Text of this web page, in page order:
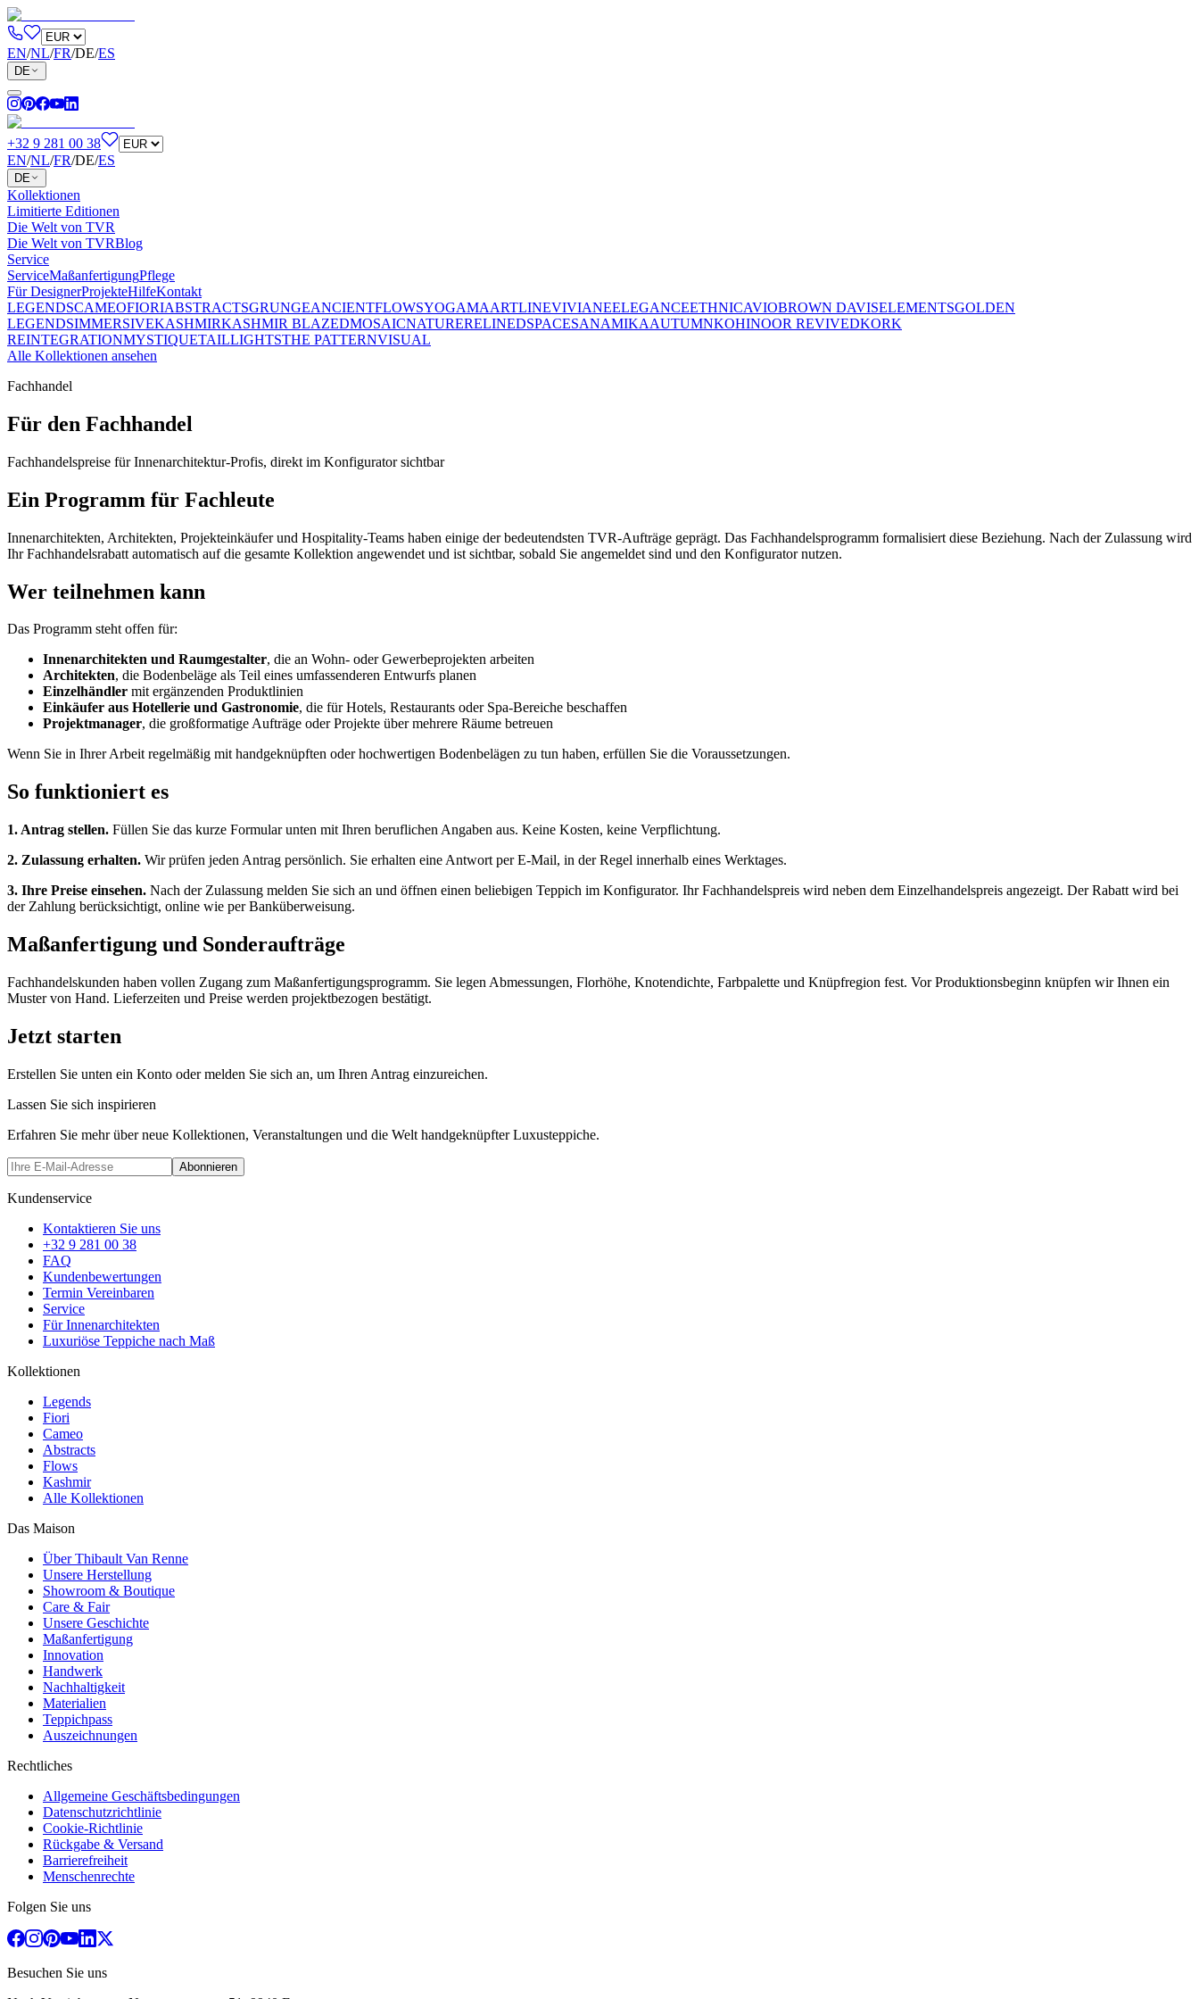
EN/NL/FR/DE/ES
DE
+32 9 281 00 38
EN/NL/FR/DE/ES
DE
Kollektionen
Limitierte Editionen
Die Welt von TVR
Die Welt von TVRBlog
Service
ServiceMaßanfertigungPflege
Für DesignerProjekteHilfeKontakt
LEGENDSCAMEOFIORIABSTRACTSGRUNGEANCIENTFLOWSYOGAMAARTLINEVIVIANEELEGANCEETHNICAVIOBROWN DAVISELEMENTSGOLDEN
LEGENDSIMMERSIVEKASHMIRKASHMIR BLAZEDMOSAICNATURERELINEDSPACESANAMIKAAUTUMNKOHINOOR REVIVEDKORK
REINTEGRATIONMYSTIQUETAILLIGHTSTHE PATTERNVISUAL
Alle Kollektionen ansehen
Fachhandel
Für den Fachhandel
Fachhandelspreise für Innenarchitektur-Profis, direkt im Konfigurator sichtbar
Ein Programm für Fachleute
Innenarchitekten, Architekten, Projekteinkäufer und Hospitality-Teams haben einige der bedeutendsten TVR-Aufträge geprägt. Das Fachhandelsprogramm formalisiert diese Beziehung. Nach der Zulassung wird
Ihr Fachhandelsrabatt automatisch auf die gesamte Kollektion angewendet und ist sichtbar, sobald Sie angemeldet sind und den Konfigurator nutzen.
Wer teilnehmen kann
Das Programm steht offen für:
Innenarchitekten und Raumgestalter, die an Wohn- oder Gewerbeprojekten arbeiten
Architekten, die Bodenbeläge als Teil eines umfassenderen Entwurfs planen
Einzelhändler mit ergänzenden Produktlinien
Einkäufer aus Hotellerie und Gastronomie, die für Hotels, Restaurants oder Spa-Bereiche beschaffen
Projektmanager, die großformatige Aufträge oder Projekte über mehrere Räume betreuen
Wenn Sie in Ihrer Arbeit regelmäßig mit handgeknüpften oder hochwertigen Bodenbelägen zu tun haben, erfüllen Sie die Voraussetzungen.
So funktioniert es
1. Antrag stellen. Füllen Sie das kurze Formular unten mit Ihren beruflichen Angaben aus. Keine Kosten, keine Verpflichtung.
2. Zulassung erhalten. Wir prüfen jeden Antrag persönlich. Sie erhalten eine Antwort per E-Mail, in der Regel innerhalb eines Werktages.
3. Ihre Preise einsehen. Nach der Zulassung melden Sie sich an und öffnen einen beliebigen Teppich im Konfigurator. Ihr Fachhandelspreis wird neben dem Einzelhandelspreis angezeigt. Der Rabatt wird bei
der Zahlung berücksichtigt, online wie per Banküberweisung.
Maßanfertigung und Sonderaufträge
Fachhandelskunden haben vollen Zugang zum Maßanfertigungsprogramm. Sie legen Abmessungen, Florhöhe, Knotendichte, Farbpalette und Knüpfregion fest. Vor Produktionsbeginn knüpfen wir Ihnen ein
Muster von Hand. Lieferzeiten und Preise werden projektbezogen bestätigt.
Jetzt starten
Erstellen Sie unten ein Konto oder melden Sie sich an, um Ihren Antrag einzureichen.
Lassen Sie sich inspirieren
Erfahren Sie mehr über neue Kollektionen, Veranstaltungen und die Welt handgeknüpfter Luxusteppiche.
Abonnieren
Kundenservice
Kontaktieren Sie uns
+32 9 281 00 38
FAQ
Kundenbewertungen
Termin Vereinbaren
Service
Für Innenarchitekten
Luxuriöse Teppiche nach Maß
Kollektionen
Legends
Fiori
Cameo
Abstracts
Flows
Kashmir
Alle Kollektionen
Das Maison
Über Thibault Van Renne
Unsere Herstellung
Showroom & Boutique
Care & Fair
Unsere Geschichte
Maßanfertigung
Innovation
Handwerk
Nachhaltigkeit
Materialien
Teppichpass
Auszeichnungen
Rechtliches
Allgemeine Geschäftsbedingungen
Datenschutzrichtlinie
Cookie-Richtlinie
Rückgabe & Versand
Barrierefreiheit
Menschenrechte
Folgen Sie uns
Besuchen Sie uns